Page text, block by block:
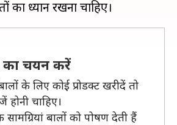
का चयन करें
के लिए कोई प्रोडक्ट खरीदें तो
होनी चाहिए।
सामग्रियां बालों को पोषण देती हैं